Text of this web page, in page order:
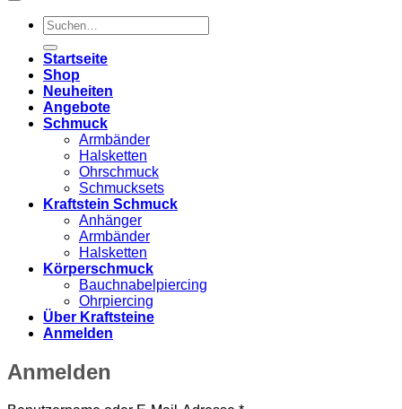
Suchen
nach:
Startseite
Shop
Neuheiten
Angebote
Schmuck
Armbänder
Halsketten
Ohrschmuck
Schmucksets
Kraftstein Schmuck
Anhänger
Armbänder
Halsketten
Körperschmuck
Bauchnabelpiercing
Ohrpiercing
Über Kraftsteine
Anmelden
Anmelden